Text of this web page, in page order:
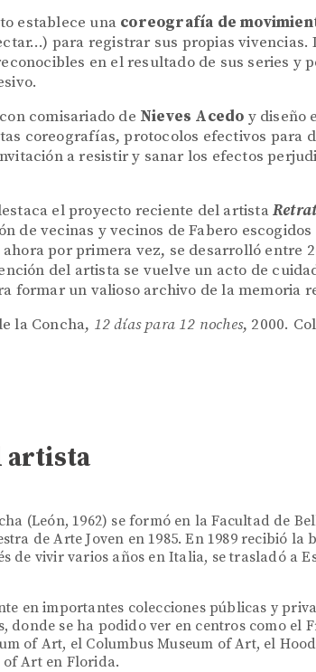
establece una coreografía de
para registrar sus propias
en el resultado de sus series y
comisariado de Nieves Acedo y diseño
coreografías, protocolos efectivos para
a resistir y sanar los efectos
el proyecto reciente del artista
de vecinas y vecinos de Fabero
por primera vez, se desarrolló entre
del artista se vuelve un acto de
formar un valioso archivo de la memoria
la Concha, 12 días para 12 noches, 2000.
artista
(León, 1962) se formó en la Facultad de
de Arte Joven en 1985. En 1989 recibió la
de vivir varios años en Italia, se trasladó a
en importantes colecciones públicas y
donde se ha podido ver en centros como el
of Art, el Columbus Museum of Art, el
of Art en Florida.